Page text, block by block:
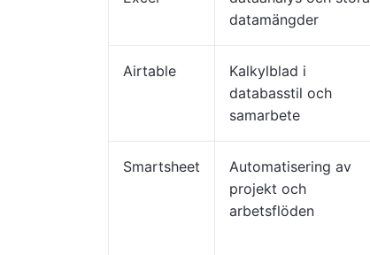
datamängder
Airtable
Kalkylblad i
databasstil och
samarbete
Smartsheet
Automatisering av
projekt och
arbetsflöden